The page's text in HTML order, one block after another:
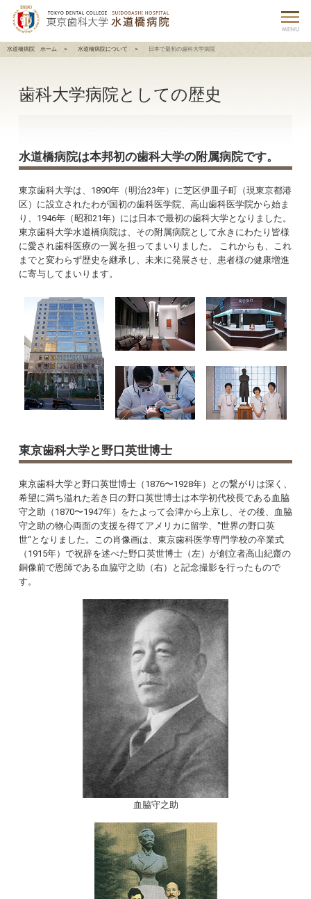
水道橋病院 ホーム 水道橋病院について 日本で最初の歯科大学病院
歯科大学病院としての歴史
水道橋病院は本邦初の歯科大学の附属病院です。
東京歯科大学は、1890年（明治23年）に芝区伊皿子町（現東京都港
区）に設立されたわが国初の歯科医学院、高山歯科医学院から始ま
り、1946年（昭和21年）には日本で最初の歯科大学となりました。
東京歯科大学水道橋病院は、その附属病院として永きにわたり皆様
に愛され歯科医療の一翼を担ってまいりました。 これからも、これ
までと変わらず歴史を継承し、未来に発展させ、患者様の健康増進
に寄与してまいります。
東京歯科大学と野口英世博士
東京歯科大学と野口英世博士（1876〜1928年）との繋がりは深く、
希望に満ち溢れた若き日の野口英世博士は本学初代校長である血脇
守之助（1870〜1947年）をたよって会津から上京し、その後、血脇
守之助の物心両面の支援を得てアメリカに留学、‟世界の野口英
世“となりました。この肖像画は、東京歯科医学専門学校の卒業式
（1915年）で祝辞を述べた野口英世博士（左）が創立者高山紀齋の
銅像前で恩師である血脇守之助（右）と記念撮影を行ったもので
す。
血脇守之助